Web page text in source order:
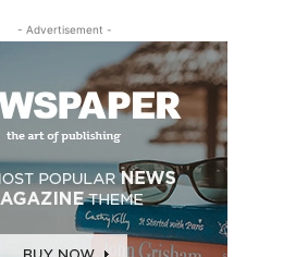
- Advertisement -